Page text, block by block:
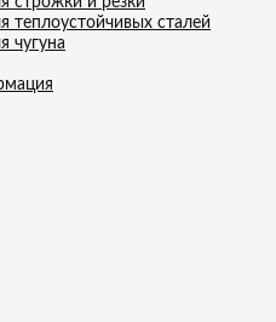
теплоустойчивых сталей
чугуна